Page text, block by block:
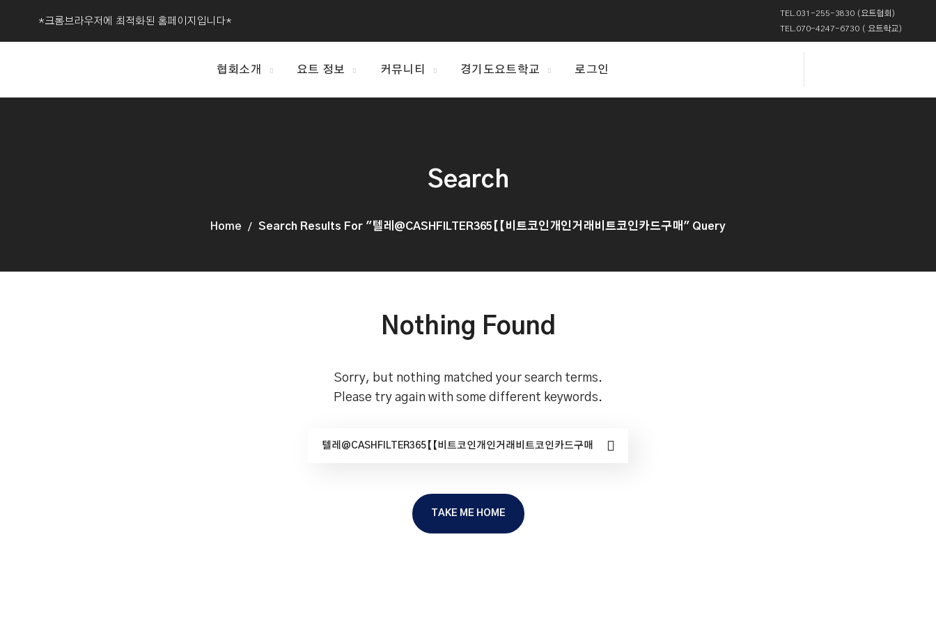
*크롬브라우저에 최적화된 홈페이지입니다*
TEL.031-255-3830 (요트협회)
TEL.070-4247-6730 ( 요트학교)
협회소개 요트 정보 커뮤니티 경기도요트학교 로그인
Search
Home Search Results For "텔레@CASHFILTER365【【비트코인개인거래비트코인카드구매" Query
Nothing Found
Sorry, but nothing matched your search terms.
Please try again with some different keywords.
TAKE ME HOME